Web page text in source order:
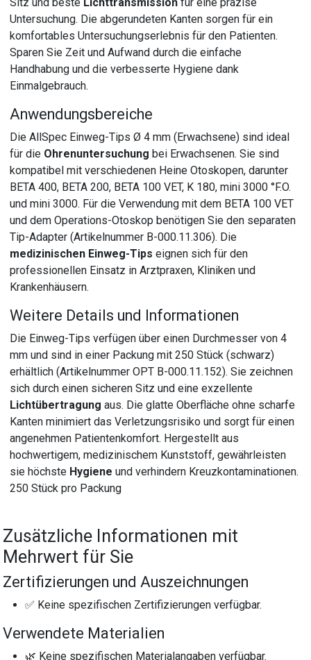
Untersuchung. Die abgerundeten Kanten sorgen für ein
komfortables Untersuchungserlebnis für den Patienten.
Sparen Sie Zeit und Aufwand durch die einfache
Handhabung und die verbesserte Hygiene dank
Einmalgebrauch.
Anwendungsbereiche
Die AllSpec Einweg-Tips Ø 4 mm (Erwachsene) sind ideal
für die Ohrenuntersuchung bei Erwachsenen. Sie sind
kompatibel mit verschiedenen Heine Otoskopen, darunter
BETA 400, BETA 200, BETA 100 VET, K 180, mini 3000 °F.O.
und mini 3000. Für die Verwendung mit dem BETA 100 VET
und dem Operations-Otoskop benötigen Sie den separaten
Tip-Adapter (Artikelnummer B-000.11.306). Die
medizinischen Einweg-Tips eignen sich für den
professionellen Einsatz in Arztpraxen, Kliniken und
Krankenhäusern.
Weitere Details und Informationen
Die Einweg-Tips verfügen über einen Durchmesser von 4
mm und sind in einer Packung mit 250 Stück (schwarz)
erhältlich (Artikelnummer OPT B-000.11.152). Sie zeichnen
sich durch einen sicheren Sitz und eine exzellente
Lichtübertragung aus. Die glatte Oberfläche ohne scharfe
Kanten minimiert das Verletzungsrisiko und sorgt für einen
angenehmen Patientenkomfort. Hergestellt aus
hochwertigem, medizinischem Kunststoff, gewährleisten
sie höchste Hygiene und verhindern Kreuzkontaminationen.
250 Stück pro Packung
Zusätzliche Informationen mit
Mehrwert für Sie
Zertifizierungen und Auszeichnungen
✅ Keine spezifischen Zertifizierungen verfügbar.
Verwendete Materialien
🌿 Keine spezifischen Materialangaben verfügbar.